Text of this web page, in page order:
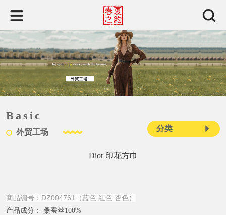
Basic
外贸工场 分类
Dior 印花方巾
商品编号：DZ004761（蓝色 红色 杏色）
产品成分：
桑蚕丝100%